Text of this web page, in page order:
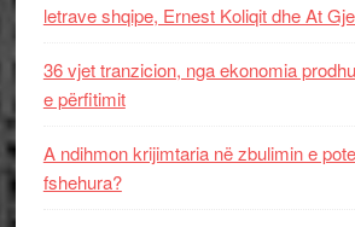
letrave shqipe, Ernest Koliqit dhe At
36 vjet tranzicion, nga ekonomia
e përfitimit
A ndihmon krijimtaria në zbulimin e
fshehura?